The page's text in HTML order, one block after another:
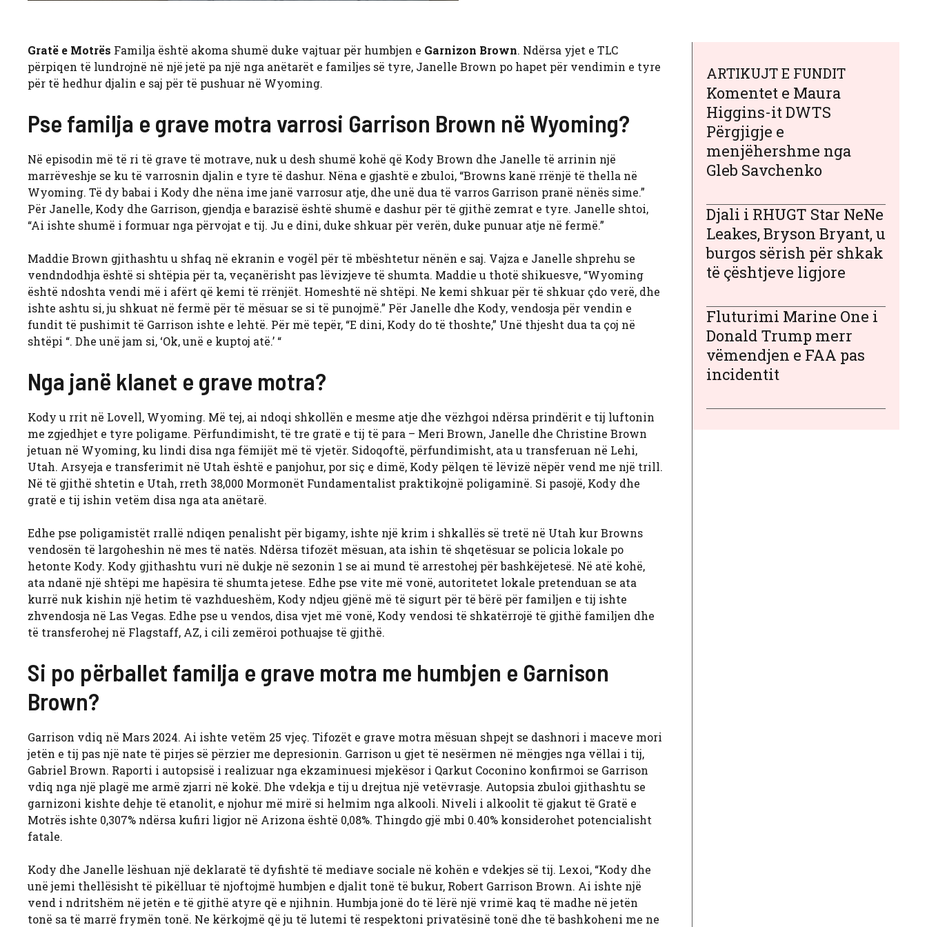
Gratë e Motrës Familja është akoma shumë duke vajtuar për humbjen e Garnizon Brown. Ndërsa yjet e TLC
përpiqen të lundrojnë në një jetë pa një nga anëtarët e familjes së tyre, Janelle Brown po hapet për vendimin e tyre
për të hedhur djalin e saj për të pushuar në Wyoming.
Pse familja e grave motra varrosi Garrison Brown në Wyoming?
Në episodin më të ri të grave të motrave, nuk u desh shumë kohë që Kody Brown dhe Janelle të arrinin një
marrëveshje se ku të varrosnin djalin e tyre të dashur. Nëna e gjashtë e zbuloi, “Browns kanë rrënjë të thella në
Wyoming. Të dy babai i Kody dhe nëna ime janë varrosur atje, dhe unë dua të varros Garrison pranë nënës sime.”
Për Janelle, Kody dhe Garrison, gjendja e barazisë është shumë e dashur për të gjithë zemrat e tyre. Janelle shtoi,
“Ai ishte shumë i formuar nga përvojat e tij. Ju e dini, duke shkuar për verën, duke punuar atje në fermë.”
Maddie Brown gjithashtu u shfaq në ekranin e vogël për të mbështetur nënën e saj. Vajza e Janelle shprehu se
vendndodhja është si shtëpia për ta, veçanërisht pas lëvizjeve të shumta. Maddie u thotë shikuesve, “Wyoming
është ndoshta vendi më i afërt që kemi të rrënjët. Homeshtë në shtëpi. Ne kemi shkuar për të shkuar çdo verë, dhe
ishte ashtu si, ju shkuat në fermë për të mësuar se si të punojmë.” Për Janelle dhe Kody, vendosja për vendin e
fundit të pushimit të Garrison ishte e lehtë. Për më tepër, “E dini, Kody do të thoshte,” Unë thjesht dua ta çoj në
shtëpi “. Dhe unë jam si, ‘Ok, unë e kuptoj atë.’ “
Nga janë klanet e grave motra?
Kody u rrit në Lovell, Wyoming. Më tej, ai ndoqi shkollën e mesme atje dhe vëzhgoi ndërsa prindërit e tij luftonin
me zgjedhjet e tyre poligame. Përfundimisht, të tre gratë e tij të para – Meri Brown, Janelle dhe Christine Brown
jetuan në Wyoming, ku lindi disa nga fëmijët më të vjetër. Sidoqoftë, përfundimisht, ata u transferuan në Lehi,
Utah. Arsyeja e transferimit në Utah është e panjohur, por siç e dimë, Kody pëlqen të lëvizë nëpër vend me një trill.
Në të gjithë shtetin e Utah, rreth 38,000 Mormonët Fundamentalist praktikojnë poligaminë. Si pasojë, Kody dhe
gratë e tij ishin vetëm disa nga ata anëtarë.
Edhe pse poligamistët rrallë ndiqen penalisht për bigamy, ishte një krim i shkallës së tretë në Utah kur Browns
vendosën të largoheshin në mes të natës. Ndërsa tifozët mësuan, ata ishin të shqetësuar se policia lokale po
hetonte Kody. Kody gjithashtu vuri në dukje në sezonin 1 se ai mund të arrestohej për bashkëjetesë. Në atë kohë,
ata ndanë një shtëpi me hapësira të shumta jetese. Edhe pse vite më vonë, autoritetet lokale pretenduan se ata
kurrë nuk kishin një hetim të vazhdueshëm, Kody ndjeu gjënë më të sigurt për të bërë për familjen e tij ishte
zhvendosja në Las Vegas. Edhe pse u vendos, disa vjet më vonë, Kody vendosi të shkatërrojë të gjithë familjen dhe
të transferohej në Flagstaff, AZ, i cili zemëroi pothuajse të gjithë.
Si po përballet familja e grave motra me humbjen e Garnison
Brown?
Garrison vdiq në Mars 2024. Ai ishte vetëm 25 vjeç. Tifozët e grave motra mësuan shpejt se dashnori i maceve mori
jetën e tij pas një nate të pirjes së përzier me depresionin. Garrison u gjet të nesërmen në mëngjes nga vëllai i tij,
Gabriel Brown. Raporti i autopsisë i realizuar nga ekzaminuesi mjekësor i Qarkut Coconino konfirmoi se Garrison
vdiq nga një plagë me armë zjarri në kokë. Dhe vdekja e tij u drejtua një vetëvrasje. Autopsia zbuloi gjithashtu se
garnizoni kishte dehje të etanolit, e njohur më mirë si helmim nga alkooli. Niveli i alkoolit të gjakut të Gratë e
Motrës ishte 0,307% ndërsa kufiri ligjor në Arizona është 0,08%. Thingdo gjë mbi 0.40% konsiderohet potencialisht
fatale.
Kody dhe Janelle lëshuan një deklaratë të dyfishtë të mediave sociale në kohën e vdekjes së tij. Lexoi, “Kody dhe
unë jemi thellësisht të pikëlluar të njoftojmë humbjen e djalit tonë të bukur, Robert Garrison Brown. Ai ishte një
vend i ndritshëm në jetën e të gjithë atyre që e njihnin. Humbja jonë do të lërë një vrimë kaq të madhe në jetën
tonë sa të marrë frymën tonë. Ne kërkojmë që ju të lutemi të respektoni privatësinë tonë dhe të bashkoheni me ne
ARTIKUJT E FUNDIT
Komentet e Maura
Higgins-it DWTS
Përgjigje e
menjëhershme nga
Gleb Savchenko
Djali i RHUGT Star NeNe
Leakes, Bryson Bryant, u
burgos sërish për shkak
të çështjeve ligjore
Fluturimi Marine One i
Donald Trump merr
vëmendjen e FAA pas
incidentit